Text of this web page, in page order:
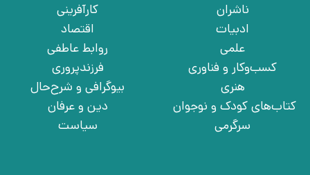
ناشران
ادبیات
علمی
کسب‌وکار و فناوری
هنری
کتاب‌های کودک و نوجوان
سرگرمی
کارآفرینی
اقتصاد
روابط عاطفی
فرزندپروری
بیوگرافی و شرح‌حال
دین و عرفان
سیاست